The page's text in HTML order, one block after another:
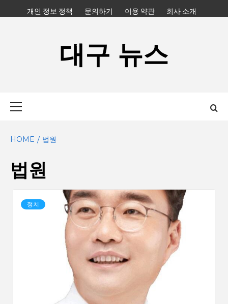
to
개인 정보 정책 문의하기 이용 약관 회사 소개
대구 뉴스
HOME 법원
법원
정치